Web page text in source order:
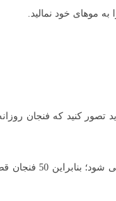
موهای خود نمالید.
کنید که فنجان
به صورت میانگین در هر فنجان